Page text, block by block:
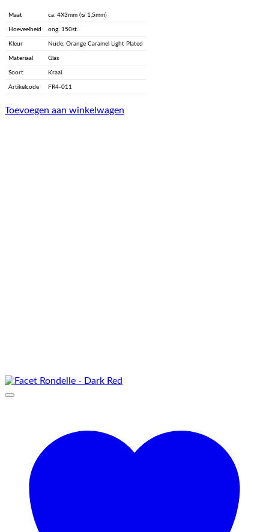
Maat ca. 4X3mm (ᴓ 1,5mm)
Hoeveelheid ong. 150st.
Kleur Nude, Orange Caramel Light Plated
Materiaal Glas
Soort Kraal
Artikelcode FR4-011
Toevoegen aan winkelwagen